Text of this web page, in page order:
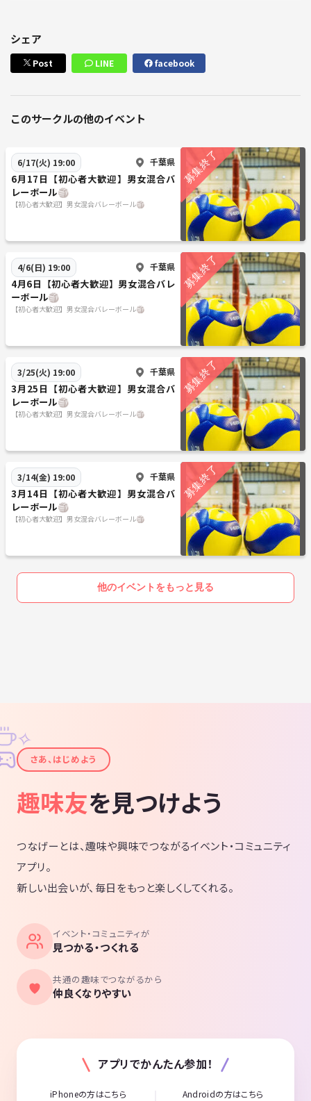
シェア
Post LINE facebook
このサークルの他のイベント
6/17(火) 19:00 千葉県
6月17日【初心者大歓迎】男女混合バ
レーボール🏐
【初心者大歓迎】男女混合バレーボール🏐
4/6(日) 19:00 千葉県
4月6日【初心者大歓迎】男女混合バレ
ーボール🏐
【初心者大歓迎】男女混合バレーボール🏐
3/25(火) 19:00 千葉県
3月25日【初心者大歓迎】男女混合バ
レーボール🏐
【初心者大歓迎】男女混合バレーボール🏐
3/14(金) 19:00 千葉県
3月14日【初心者大歓迎】男女混合バ
レーボール🏐
【初心者大歓迎】男女混合バレーボール🏐
他のイベントをもっと見る
✦
✧
さあ、はじめよう
趣味友を見つけよう
つなげーとは、趣味や興味でつながるイベント・コミュニティ
アプリ。
新しい出会いが、毎日をもっと楽しくしてくれる。
イベント・コミュニティが
見つかる・つくれる
共通の趣味でつながるから
仲良くなりやすい
アプリでかんたん参加！
iPhoneの方はこちら Androidの方はこちら